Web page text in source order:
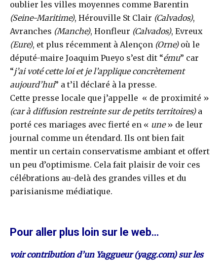
oublier les villes moyennes comme Barentin
(Seine-Maritime), Hérouville St Clair (Calvados),
Avranches (Manche), Honfleur (Calvados), Evreux
(Eure), et plus récemment à Alençon (Orne)où le
député-maire Joaquim Pueyo s’est dit “ému” car
“j’ai voté cette loi et je l’applique concrètement
aujourd’hui” a t’il déclaré à la presse.
Cette presse locale que j’appelle « de proximité »
(car à diffusion restreinte sur de petits territoires)a
porté ces mariages avec fierté en « une» de leur
journal comme un étendard. Ils ont bien fait
mentir un certain conservatisme ambiant et offert
un peu d’optimisme. Cela fait plaisir de voir ces
célébrations au-delà des grandes villes et du
parisianisme médiatique.
Pour aller plus loin sur le web…
voir contribution d’un Yaggueur (yagg.com) sur les